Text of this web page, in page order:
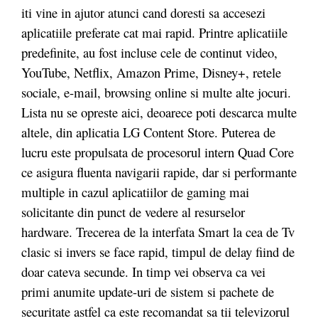
iti vine in ajutor atunci cand doresti sa accesezi
aplicatiile preferate cat mai rapid. Printre aplicatiile
predefinite, au fost incluse cele de continut video,
YouTube, Netflix, Amazon Prime, Disney+, retele
sociale, e-mail, browsing online si multe alte jocuri.
Lista nu se opreste aici, deoarece poti descarca multe
altele, din aplicatia LG Content Store. Puterea de
lucru este propulsata de procesorul intern Quad Core
ce asigura fluenta navigarii rapide, dar si performante
multiple in cazul aplicatiilor de gaming mai
solicitante din punct de vedere al resurselor
hardware. Trecerea de la interfata Smart la cea de Tv
clasic si invers se face rapid, timpul de delay fiind de
doar cateva secunde. In timp vei observa ca vei
primi anumite update-uri de sistem si pachete de
securitate astfel ca este recomandat sa tii televizorul